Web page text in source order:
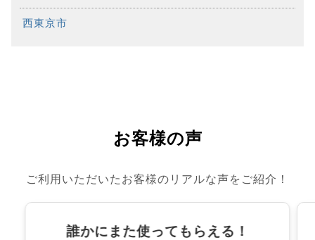
西東京市
お客様の声
ご利用いただいたお客様のリアルな声をご紹介！
誰かにまた使ってもらえる！